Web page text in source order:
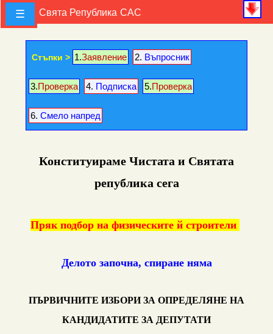
>
Зов Свята Република САС
☰
Стъпки > 1.Заявление 2. Въпросник
3.Проверка 4. Подписка 5.Проверка
6. Смело напред
Конституираме Чистата и Святата
република сега
Пряк подбор на физическите й строители
Делото започна, спиране няма
ПЪРВИЧНИТЕ ИЗБОРИ ЗА ОПРЕДЕЛЯНЕ НА
КАНДИДАТИТЕ ЗА ДЕПУТАТИ